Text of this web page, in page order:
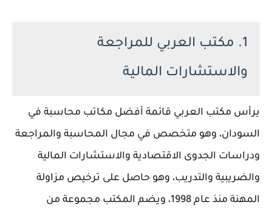
1. مكتب العربي للمراجعة
والاستشارات المالية
يرأس مكتب العربي قائمة أفضل مكاتب محاسبة في
السودان، وهو متخصص في مجال المحاسبة والمراجعة
ودراسات الجدوى الاقتصادية والاستشارات المالية
والضريبية والتدريب، وهو حاصل على ترخيص مزاولة
المهنة منذ عام 1998، ويضم المكتب مجموعة من